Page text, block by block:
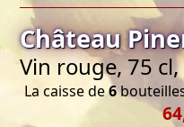
Château
Vin rouge, 75 cl,
La caisse de6